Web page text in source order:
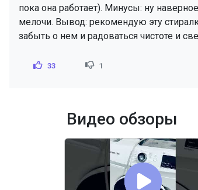
пока она работает). Минусы: ну
мелочи. Вывод: рекомендую эту
забыть о нем и радоваться чистоте и
33 1
Видео обзоры